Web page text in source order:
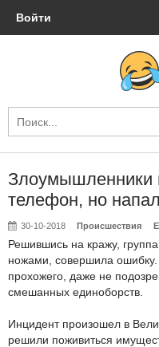
Войти
Злоумышленники
телефон, но
30-10-2018 Происшествия
Решившись на кражу,
ножами, совершила ошибку.
прохожего, даже не
смешанных единоборств.
Инцидент произошел в
решили поживиться